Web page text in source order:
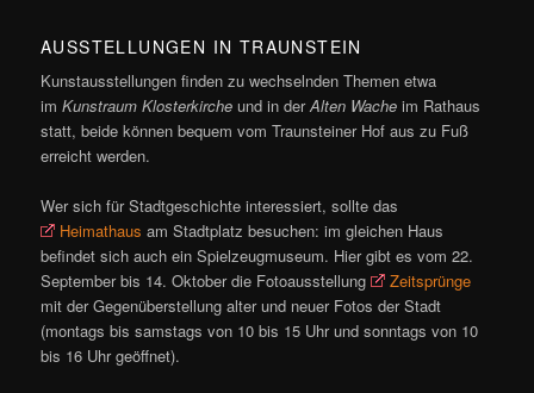
AUSSTELLUNGEN IN TRAUNSTEIN
Kunstausstellungen finden zu wechselnden Themen etwa
imKunstraum Klosterkirche und in derAlten Wache im Rathaus
statt, beide können bequem vom Traunsteiner Hof aus zu Fuß
erreicht werden.
Wer sich für Stadtgeschichte interessiert, sollte das
Heimathaus am Stadtplatz besuchen: im gleichen Haus
befindet sich auch ein Spielzeugmuseum. Hier gibt es vom 22.
September bis 14. Oktober die Fotoausstellung
Zeitsprünge
mit der Gegenüberstellung alter und neuer Fotos der Stadt
(montags bis samstags von 10 bis 15 Uhr und sonntags von 10
bis 16 Uhr geöffnet).